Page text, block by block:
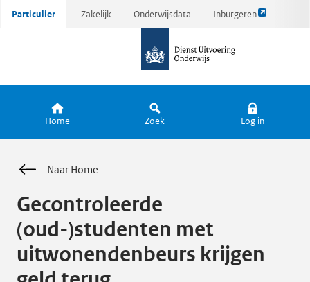
Ga
Particulier Zakelijk Onderwijsdata Inburgeren
Link
pagina
de
Home Zoek Log in
Naar Home
Gecontroleerde
(oud-)studenten met
uitwonendenbeurs krijgen